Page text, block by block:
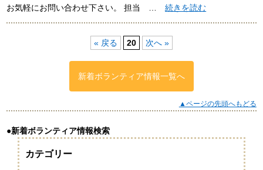
お気軽にお問い合わせ下さい。 担当 …続きを読む
« 戻る 20 次へ »
新着ボランティア情報一覧へ
▲ページの先頭へもどる
●新着ボランティア情報検索
カテゴリー